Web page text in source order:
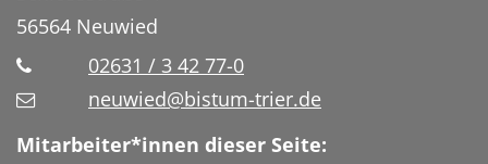
56564 Neuwied
02631 / 3 42 77-0
neuwied@bistum-trier.de
Mitarbeiter*innen dieser Seite: